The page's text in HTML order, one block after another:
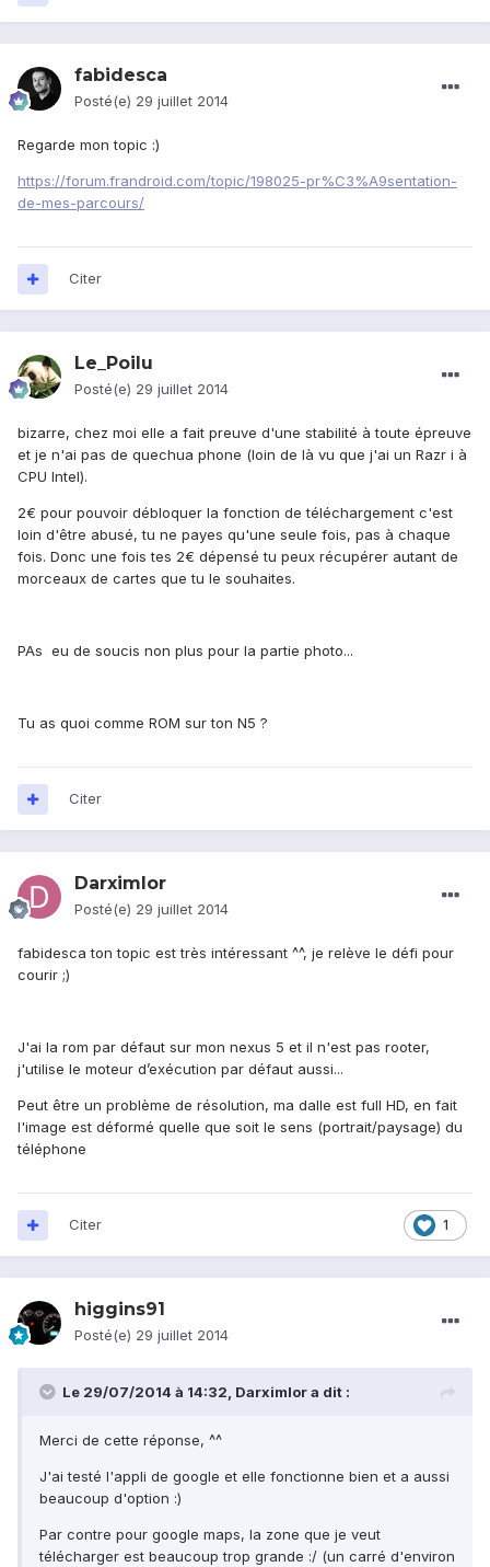
fabidesca
Posté(e) 29 juillet 2014
Regarde mon topic :)
https://forum.frandroid.com/topic/198025-pr%C3%A9sentation-
de-mes-parcours/
Citer
Le_Poilu
Posté(e) 29 juillet 2014
bizarre, chez moi elle a fait preuve d'une stabilité à toute épreuve
et je n'ai pas de quechua phone (loin de là vu que j'ai un Razr i à
CPU Intel).
2€ pour pouvoir débloquer la fonction de téléchargement c'est
loin d'être abusé, tu ne payes qu'une seule fois, pas à chaque
fois. Donc une fois tes 2€ dépensé tu peux récupérer autant de
morceaux de cartes que tu le souhaites.
PAs eu de soucis non plus pour la partie photo...
Tu as quoi comme ROM sur ton N5 ?
Citer
Darximlor
Posté(e) 29 juillet 2014
fabidesca ton topic est très intéressant ^^, je relève le défi pour
courir ;)
J'ai la rom par défaut sur mon nexus 5 et il n'est pas rooter,
j'utilise le moteur d’exécution par défaut aussi...
Peut être un problème de résolution, ma dalle est full HD, en fait
l'image est déformé quelle que soit le sens (portrait/paysage) du
téléphone
1
Citer
higgins91
Posté(e) 29 juillet 2014
Le 29/07/2014 à 14:32, Darximlor a dit :
Merci de cette réponse, ^^
J'ai testé l'appli de google et elle fonctionne bien et a aussi
beaucoup d'option :)
Par contre pour google maps, la zone que je veut
télécharger est beaucoup trop grande :/ (un carré d'environ